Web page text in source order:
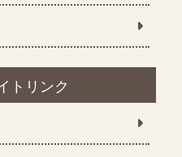
トリンク